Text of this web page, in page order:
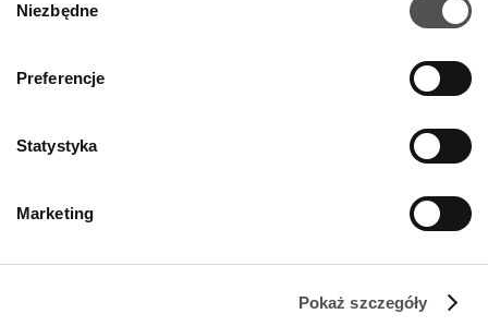
zgody
Niezbędne
Preferencje
Statystyka
Marketing
Pokaż szczegóły
Więcej informacji
Designer Outlet Warszawa
+48 22 737 31 15